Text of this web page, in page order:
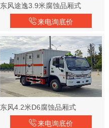
东风途逸3.9米腐蚀品厢式
来电询底价
东风4.2米D6腐蚀品厢式
来电询底价